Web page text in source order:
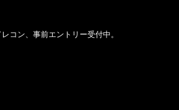
コン、事前エントリー受付中。